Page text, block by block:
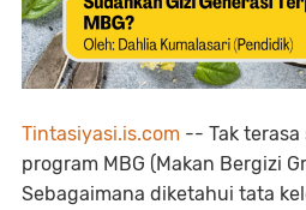
Tintasiyasi.is.com -- Tak
program MBG (Makan Bergizi
Sebagaimana diketahui tata